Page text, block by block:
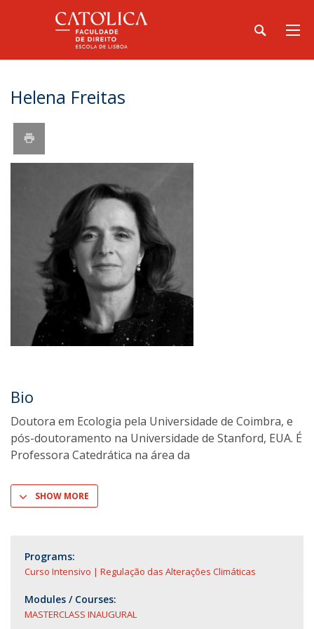
Helena Freitas
Bio
Doutora em Ecologia pela Universidade de Coimbra, e
pós-doutoramento na Universidade de Stanford, EUA. É
Professora Catedrática na área da
SHOW MORE
Programs:
Curso Intensivo | Regulação das Alterações Climáticas
Modules / Courses:
MASTERCLASS INAUGURAL